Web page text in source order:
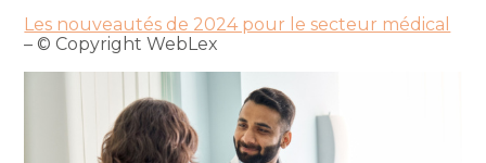
Les nouveautés de 2024 pour le secteur médical
– © Copyright WebLex